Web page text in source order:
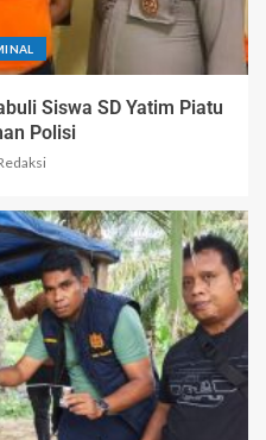
Siswa SD Yatim Piatu
Polisi